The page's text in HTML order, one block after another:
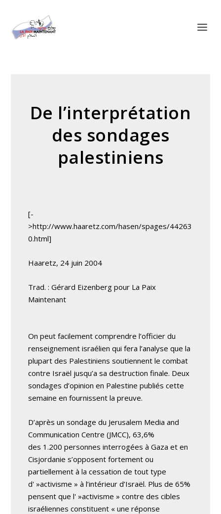
De l’interprétation
des sondages
palestiniens
[-
>http://www.haaretz.com/hasen/spages/44263
0.html]
Haaretz, 24 juin 2004
Trad. : Gérard Eizenberg pour La Paix
Maintenant
On peut facilement comprendre l’officier du
renseignement israélien qui fera l’analyse que la
plupart des Palestiniens soutiennent le combat
contre Israël jusqu’a sa destruction finale. Deux
sondages d’opinion en Palestine publiés cette
semaine en fournissent la preuve.
D’après un sondage du Jerusalem Media and
Communication Centre (JMCC), 63,6%
des 1.200 personnes interrogées à Gaza et en
Cisjordanie s’opposent fortement ou
partiellement à la cessation de tout type
d' »activisme » à l’intérieur d’Israël. Plus de 65%
pensent que l' »activisme » contre des cibles
israéliennes constituent « une réponse